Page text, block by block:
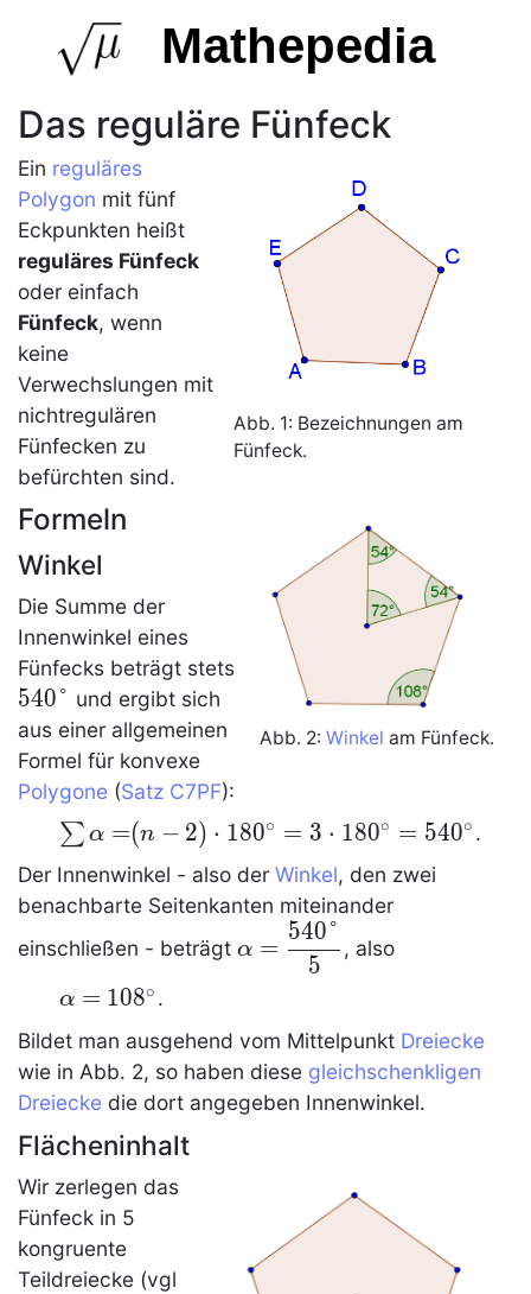
Mathepedia
Das reguläre Fünfeck
Abb. 1: Bezeichnungen am
Fünfeck.
Ein reguläres
Polygon mit fünf
Eckpunkten heißt
reguläres Fünfeck
oder einfach
Fünfeck, wenn
keine
Verwechslungen mit
nichtregulären
Fünfecken zu
befürchten sind.
Abb. 2:Winkel am Fünfeck.
Formeln
Winkel
Die Summe der
Innenwinkel eines
Fünfecks beträgt stets
540° und ergibt sich
aus einer allgemeinen
Formel für konvexe
Polygone (Satz C7PF):
\sum\limits
{\alpha =}
(n - 2) \cdot
180^\circ =
3 \cdot
180^\circ =
540^\circ
∑ α =(n − 2) ⋅ 180∘ = 3 ⋅ 180∘ = 540∘ .
Der Innenwinkel - also der Winkel, den zwei
benachbarte Seitenkanten miteinander
einschließen - beträgt
\alpha=\dfrac{540°}
α =
5
540°
, also
\alpha =
108^\circ
α = 108∘ .
Bildet man ausgehend vom Mittelpunkt Dreiecke
wie in Abb. 2, so haben diese gleichschenkligen
Dreiecke die dort angegeben Innenwinkel.
Flächeninhalt
Wir zerlegen das
Fünfeck in 5
kongruente
Teildreiecke (vgl